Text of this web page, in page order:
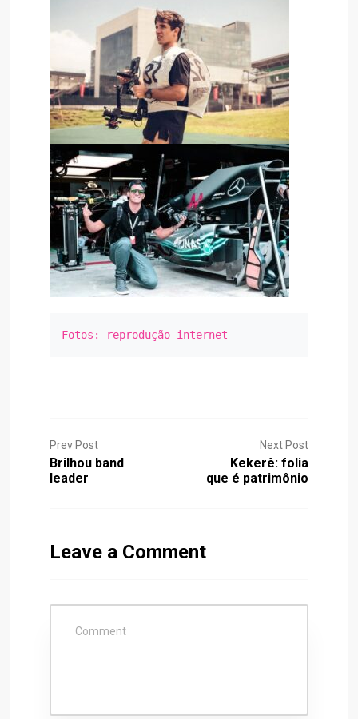
Fotos: reprodução internet
Prev Post
Brilhou band
leader
Next Post
Kekerê: folia
que é patrimônio
Leave a Comment